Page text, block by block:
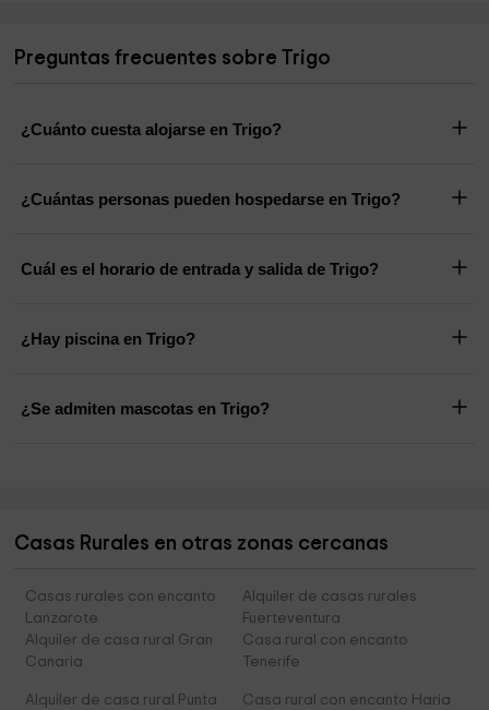
Preguntas frecuentes sobre Trigo
¿Cuánto cuesta alojarse en Trigo?
¿Cuántas personas pueden hospedarse en Trigo?
Cuál es el horario de entrada y salida de Trigo?
¿Hay piscina en Trigo?
¿Se admiten mascotas en Trigo?
Casas Rurales en otras zonas cercanas
Casas rurales con encanto
Lanzarote
Alquiler de casas rurales
Fuerteventura
Alquiler de casa rural Gran
Canaria
Casa rural con encanto
Tenerife
Alquiler de casa rural Punta
Casa rural con encanto Haria